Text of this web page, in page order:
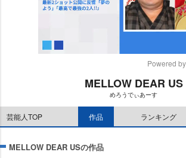
Powered by
MELLOW DEAR US
めろうでぃあーす
芸能人TOP 作品 ランキング
MELLOW DEAR USの作品